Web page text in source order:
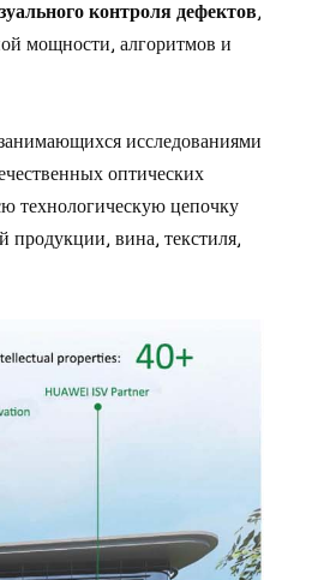
контроля дефектов,
мощности, алгоритмов и
исследованиями
оптических
технологическую цепочку
продукции, вина, текстиля,